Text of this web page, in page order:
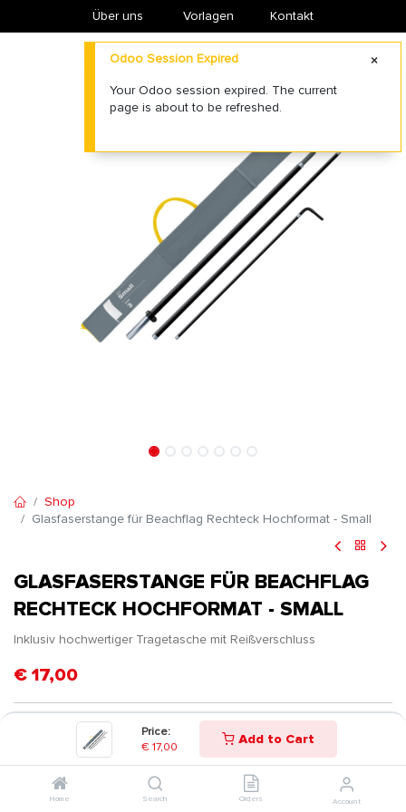
Price:
€ 17,00 Add to Cart
Home Search Orders Account
Über uns ​Vorlagen Kontakt
Shop
Glasfaserstange für Beachflag Rechteck Hochformat - Small
GLASFASERSTANGE FÜR BEACHFLAG
RECHTECK HOCHFORMAT - SMALL
Inklusiv hochwertiger Tragetasche mit Reißverschluss
€ 17,00
Odoo Session Expired
Your Odoo session expired. The current
page is about to be refreshed.